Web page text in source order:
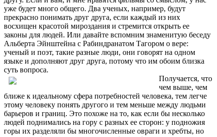
уже будет много общего. Два ученых, например, будут
прекрасно понимать друг друга, если каждый из них
восхищен красотой мироздания и стремится открыть ее
законы для людей. Или давайте вспомним знаменитую беседу
Альберта Эйнштейна с Рабиндранатом Тагором о вере:
ученый и поэт, такие разные люди, они говорят на одном
языке и дополняют друг друга, потому что им обоим близка
суть вопроса.
Получается, что
чем выше, чем
ближе к идеальному сфера потребностей человека, тем легче
этому человеку понять другого и тем меньше между людьми
барьеров и границ. Это похоже на то, как если бы несколько
людей поднимались на гору с разных ее сторон: у подножия
горы их разделяли бы многочисленные овраги и хребты, но